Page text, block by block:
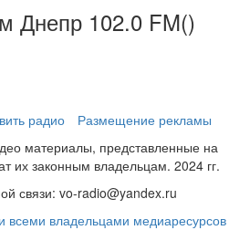
Днепр 102.0 FM()
радио
Размещение рекламы
материалы, представленные на
их законным владельцам. 2024 гг.
связи: vo-radio@yandex.ru
всеми владельцами медиаресурсов